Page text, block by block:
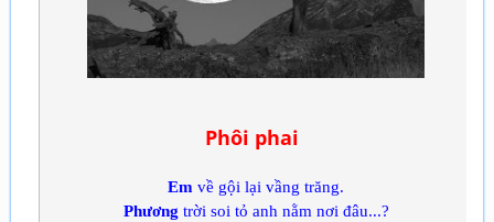
Phôi phai
Em về gội lại vầng trăng.
Phương trời soi tỏ anh nằm nơi đâu...?